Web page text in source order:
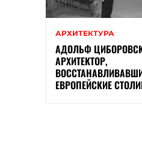
АРХИТЕКТУРА
АДОЛЬФ
АРХИТЕКТОР,
ЕВРОПЕЙСКИЕ